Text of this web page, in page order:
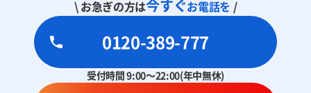
\ お急ぎの方は今すぐお電話を /
0120-389-777
受付時間 9:00～22:00(年中無休)